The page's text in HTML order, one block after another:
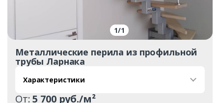
1/1
Металлические перила из профильной
трубы Ларнака
Характеристики
От:5 700 руб./м²